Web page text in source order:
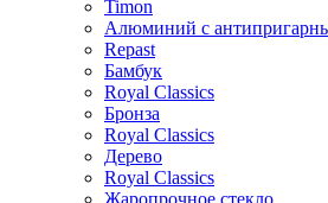
Timon
Алюминий с
Repast
Бамбук
Royal Classics
Бронза
Royal Classics
Дерево
Royal Classics
Жаропрочное стекло